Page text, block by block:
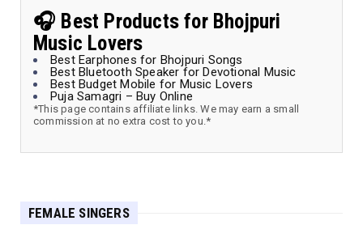
🎧 Best Products for Bhojpuri
Music Lovers
Best Earphones for Bhojpuri Songs
Best Bluetooth Speaker for Devotional Music
Best Budget Mobile for Music Lovers
Puja Samagri – Buy Online
*This page contains affiliate links. We may earn a small
commission at no extra cost to you.*
FEMALE SINGERS